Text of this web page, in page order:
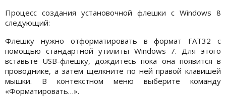
Процесс создания установочной флешки с Windows 8
следующий:
Флешку нужно отформатировать в формат FAT32 с
помощью стандартной утилиты Windows 7. Для этого
вставьте USB-флешку, дождитесь пока она появится в
проводнике, а затем щелкните по ней правой клавишей
мышки. В контекстном меню выберите команду
«Форматировать…».